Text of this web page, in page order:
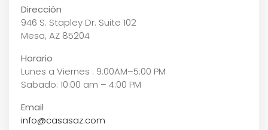
Dirección
946 S. Stapley Dr. Suite 102
Mesa, AZ 85204
Horario
Lunes a Viernes : 9:00AM–5:00 PM
Sabado: 10:00 am – 4:00 PM
Email
info@casasaz.com